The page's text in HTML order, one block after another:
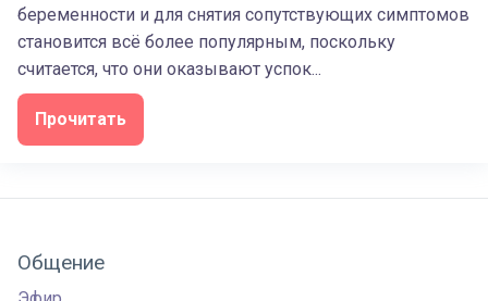
беременности и для снятия сопутствующих симптомов
становится всё более популярным, поскольку
считается, что они оказывают успок...
Прочитать
Общение